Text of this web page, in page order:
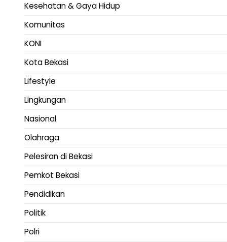
Kesehatan & Gaya Hidup
Komunitas
KONI
Kota Bekasi
Lifestyle
Lingkungan
Nasional
Olahraga
Pelesiran di Bekasi
Pemkot Bekasi
Pendidikan
Politik
Polri